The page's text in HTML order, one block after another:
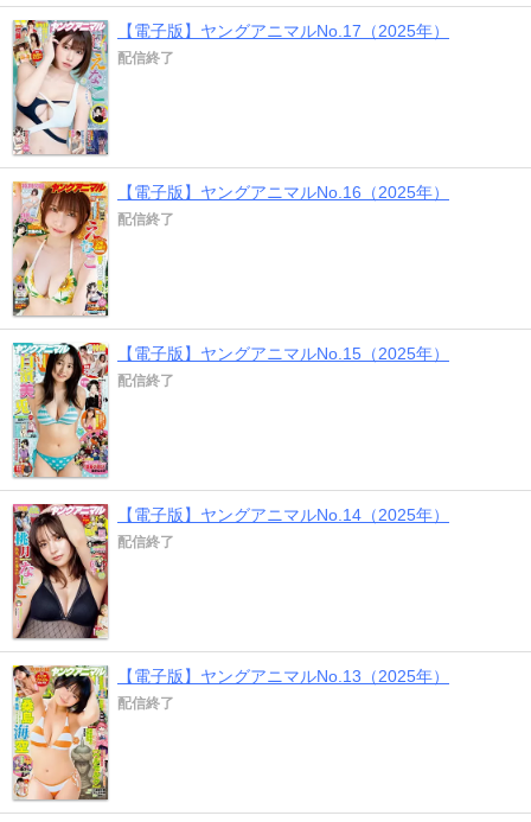
【電子版】ヤングアニマルNo.17（2025年）
配信終了
【電子版】ヤングアニマルNo.16（2025年）
配信終了
【電子版】ヤングアニマルNo.15（2025年）
配信終了
【電子版】ヤングアニマルNo.14（2025年）
配信終了
【電子版】ヤングアニマルNo.13（2025年）
配信終了